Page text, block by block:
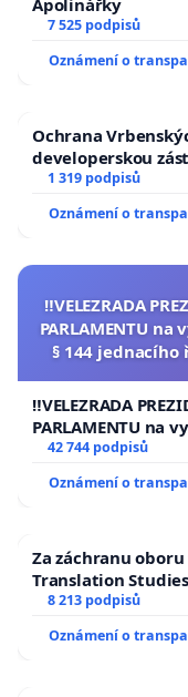
7 525 podpisů
Oznámení o
Ochrana
developerskou
1 319 podpisů
Oznámení o
‼️VELEZRADA
PARLAMENTU
§ 144
‼️VELEZRADA
PARLAMENTU na
144 jednacího
republiky
42 744 podpisů
Oznámení o
Za záchranu
Translation
University
8 213 podpisů
Oznámení o